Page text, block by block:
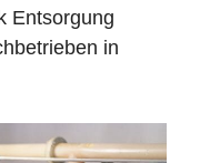
Entsorgung
in